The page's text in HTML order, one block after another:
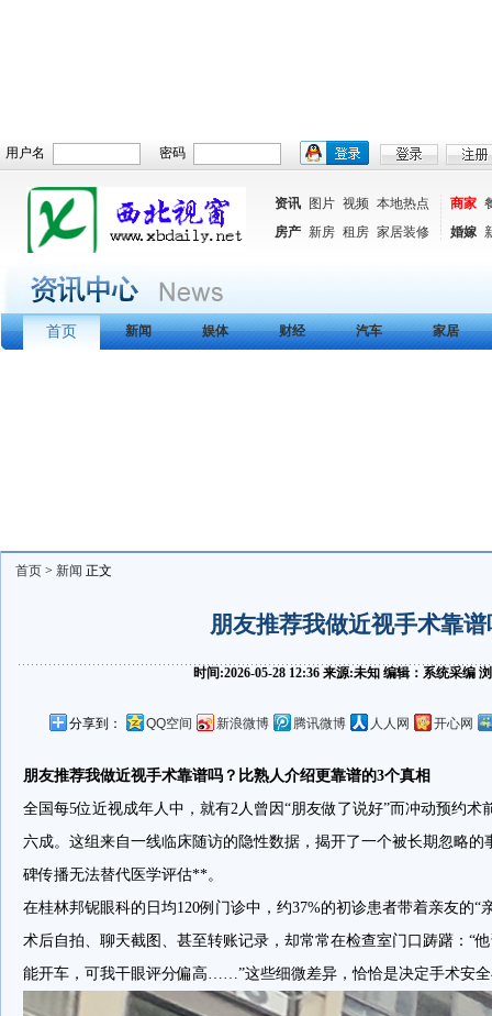
用户名 密码
资讯 图片 视频 本地热点
房产 新房 租房 家居装修
商家
婚嫁
首页 新闻 娱体 财经 汽车 家居
首页 > 新闻 正文
朋友推荐我做近视手术靠谱
时间:2026-05-28 12:36 来源:未知 编辑：系统采编
分享到： QQ空间 新浪微博 腾讯微博 人人网 开心网
朋友推荐我做近视手术靠谱吗？比熟人介绍更靠谱的3个真相
全国每5位近视成年人中，就有2人曾因“朋友做了说好”而冲动预约
六成。这组来自一线临床随访的隐性数据，揭开了一个被长期忽略
碑传播无法替代医学评估**。
在桂林邦铌眼科的日均120例门诊中，约37%的初诊患者带着亲友的“
术后自拍、聊天截图、甚至转账记录，却常常在检查室门口踌躇：“
能开车，可我干眼评分偏高……”这些细微差异，恰恰是决定手术安